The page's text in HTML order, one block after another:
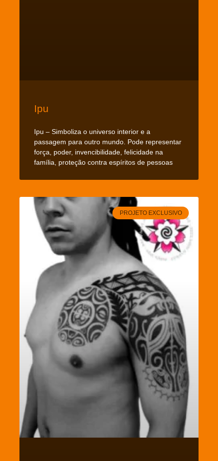
Ipu
Ipu – Simboliza o universo interior e a
passagem para outro mundo. Pode representar
força, poder, invencibilidade, felicidade na
família, proteção contra espíritos de pessoas
PROJETO EXCLUSIVO